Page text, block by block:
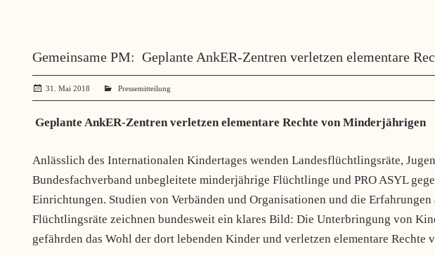
Gemeinsame PM: Geplante AnkER-Zentren verletzen elementare
31. Mai 2018 administrator
Pressemitteilung
Geplante AnkER-Zentren verletzen elementare Rechte von Minderjährigen
Anlässlich des Internationalen Kindertages wenden Landesflüchtlingsräte,
Bundesfachverband unbegleitete minderjährige Flüchtlinge und PRO ASYL
Einrichtungen. Studien von Verbänden und Organisationen und die
Flüchtlingsräte zeichnen bundesweit ein klares Bild: Die Unterbringung von
gefährden das Wohl der dort lebenden Kinder und verletzen elementare Rechte